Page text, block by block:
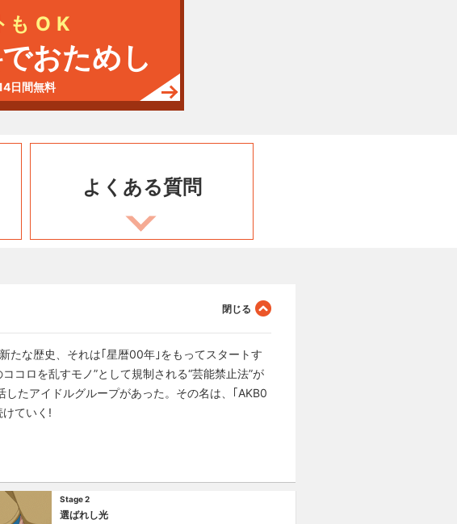
もOK
おためし
日間無料
よくある質問
たな歴史、それは｢星暦00年｣をもってスタートす
コロを乱すモノ”として規制される“芸能禁止法”が
たアイドルグループがあった。その名は、｢AKB0
ていく!
Stage 2
選ばれし光